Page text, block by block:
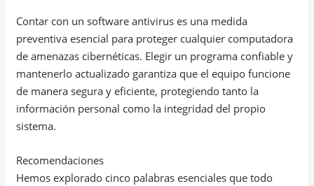
Contar con un software antivirus es una medida
preventiva esencial para proteger cualquier computadora
de amenazas cibernéticas. Elegir un programa confiable y
mantenerlo actualizado garantiza que el equipo funcione
de manera segura y eficiente, protegiendo tanto la
información personal como la integridad del propio
sistema.
Recomendaciones
Hemos explorado cinco palabras esenciales que todo